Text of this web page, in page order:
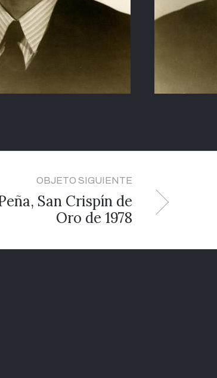
OBJETO SIGUIENTE
San Crispín de
Oro de 1978